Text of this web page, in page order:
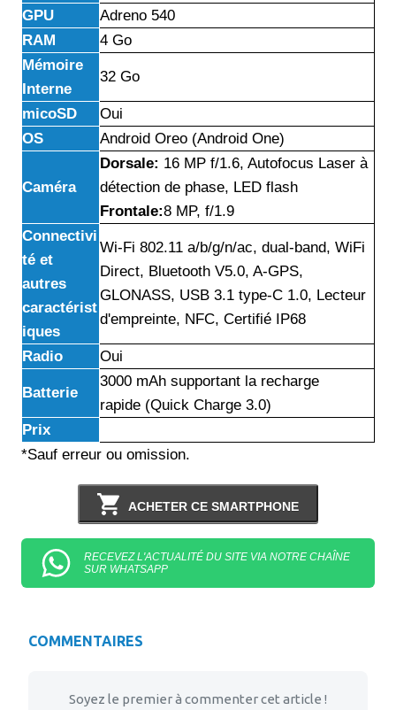
GPU
Adreno 540
RAM
4 Go
Mémoire
Interne
32 Go
micoSD
Oui
OS
Android Oreo (Android One)
Caméra
Dorsale: 16 MP f/1.6, Autofocus Laser à
détection de phase, LED flash
Frontale:8 MP, f/1.9
Connectivi
té et
autres
caractérist
iques
Wi-Fi 802.11 a/b/g/n/ac, dual-band, WiFi
Direct, Bluetooth V5.0, A-GPS,
GLONASS, USB 3.1 type-C 1.0, Lecteur
d'empreinte, NFC, Certifié IP68
Radio Oui
Batterie
3000 mAh supportant la recharge
rapide (Quick Charge 3.0)
Prix
*Sauf erreur ou omission.
ACHETER CE SMARTPHONE
RECEVEZ L'ACTUALITÉ DU SITE VIA NOTRE CHAÎNE
SUR WHATSAPP
COMMENTAIRES
Soyez le premier à commenter cet article !